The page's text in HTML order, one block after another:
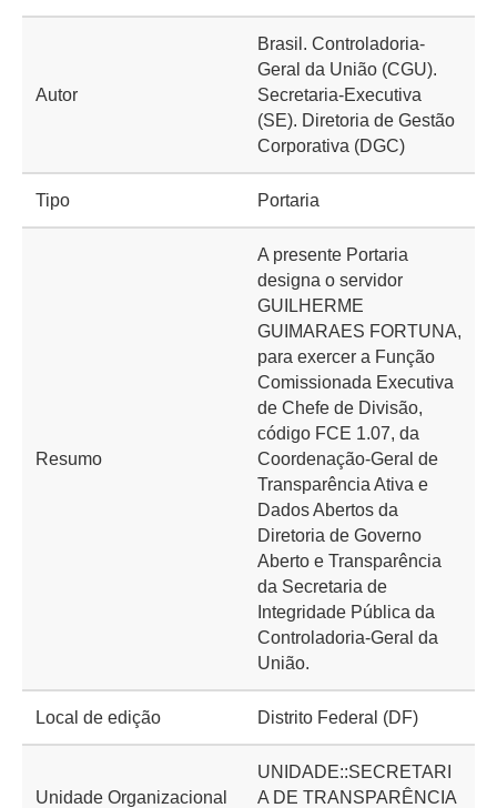
Autor
Brasil. Controladoria-
Geral da União (CGU).
Secretaria-Executiva
(SE). Diretoria de Gestão
Corporativa (DGC)
Tipo Portaria
Resumo
A presente Portaria
designa o servidor
GUILHERME
GUIMARAES FORTUNA,
para exercer a Função
Comissionada Executiva
de Chefe de Divisão,
código FCE 1.07, da
Coordenação-Geral de
Transparência Ativa e
Dados Abertos da
Diretoria de Governo
Aberto e Transparência
da Secretaria de
Integridade Pública da
Controladoria-Geral da
União.
Local de edição Distrito Federal (DF)
Unidade Organizacional
UNIDADE::SECRETARI
A DE TRANSPARÊNCIA